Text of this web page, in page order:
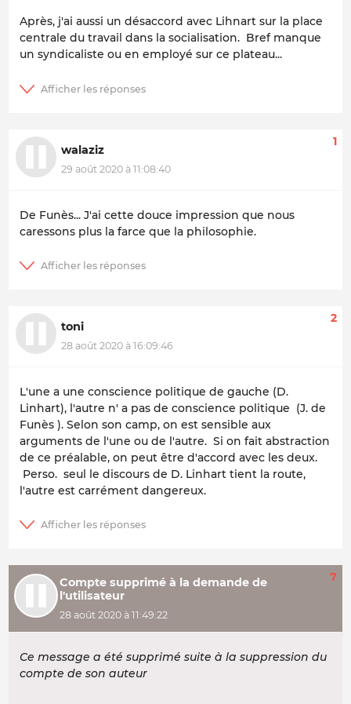
Après, j'ai aussi un désaccord avec Lihnart sur la place
centrale du travail dans la socialisation. Bref manque
un syndicaliste ou en employé sur ce plateau...
walaziz
29 août 2020 à 11:08:40
1
De Funès... J'ai cette douce impression que nous
caressons plus la farce que la philosophie.
toni
28 août 2020 à 16:09:46
2
L'une a une conscience politique de gauche (D.
Linhart), l'autre n' a pas de conscience politique (J. de
Funès ). Selon son camp, on est sensible aux
arguments de l'une ou de l'autre. Si on fait abstraction
de ce préalable, on peut être d'accord avec les deux.
Perso. seul le discours de D. Linhart tient la route,
l'autre est carrément dangereux.
Compte supprimé à la demande de
l'utilisateur
28 août 2020 à 11:49:22
7
Ce message a été supprimé suite à la suppression du
compte de son auteur